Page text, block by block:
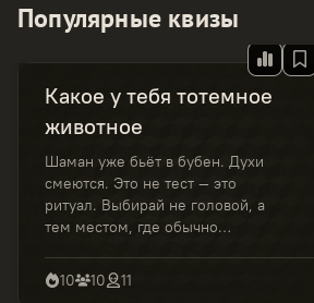
Популярные квизы
Какое у тебя тотемное
животное
Шаман уже бьёт в бубен. Духи
смеются. Это не тест — это
ритуал. Выбирай не головой, а
тем местом, где обычно
10
10 11